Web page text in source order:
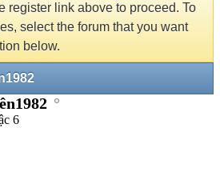
register link above to proceed. To
select the forum that you want
below.
6